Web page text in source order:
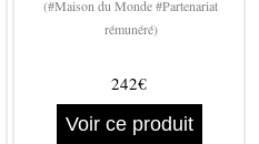
(#Maison du Monde #Partenariat
rémunéré)
242€
Voir ce produit